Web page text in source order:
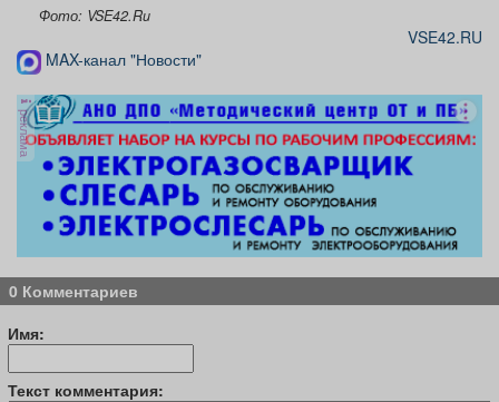
Фото: VSE42.Ru
VSE42.RU
MAX-канал "Новости"
реклама
0 Комментариев
Имя:
Текст комментария: